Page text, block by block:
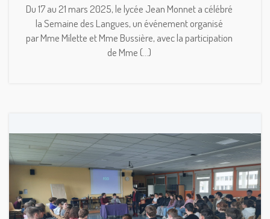
Du 17 au 21 mars 2025, le lycée Jean Monnet a célébré
la Semaine des Langues, un événement organisé
par Mme Milette et Mme Bussière, avec la participation
de Mme (...)